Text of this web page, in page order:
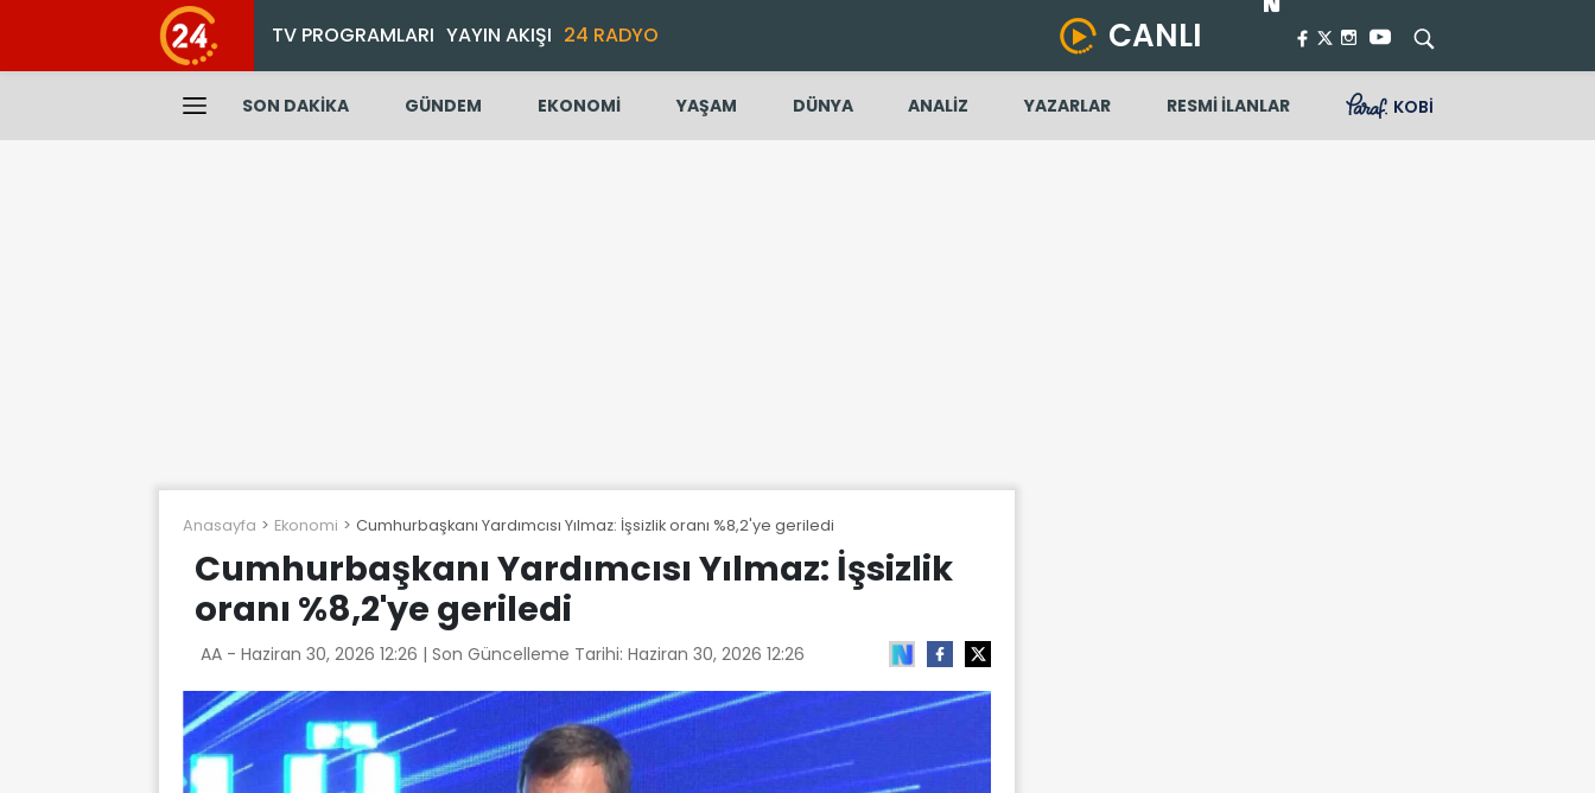
TV PROGRAMLARI YAYIN AKIŞI 24 RADYO CANLI
SON DAKİKA GÜNDEM EKONOMİ YAŞAM DÜNYA ANALİZ YAZARLAR RESMİ İLANLAR KOBİ
Anasayfa Ekonomi Cumhurbaşkanı Yardımcısı Yılmaz: İşsizlik oranı %8,2'ye geriledi
Cumhurbaşkanı Yardımcısı Yılmaz: İşsizlik
oranı %8,2'ye geriledi
AA - Haziran 30, 2026 12:26 | Son Güncelleme Tarihi: Haziran 30, 2026 12:26